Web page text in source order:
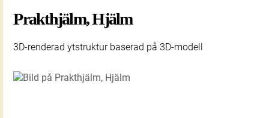
Prakthjälm, Hjälm
3D-renderad ytstruktur baserad på 3D-modell